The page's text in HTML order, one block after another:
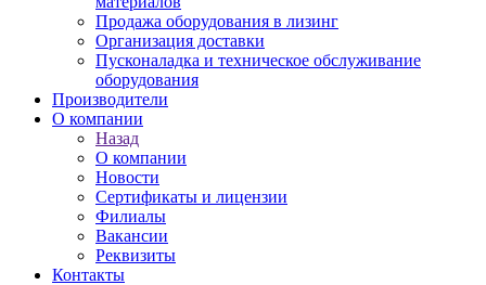
Продажа оборудования в лизинг
Организация доставки
Пусконаладка и техническое обслуживание
оборудования
Производители
О компании
Назад
О компании
Новости
Сертификаты и лицензии
Филиалы
Вакансии
Реквизиты
Контакты